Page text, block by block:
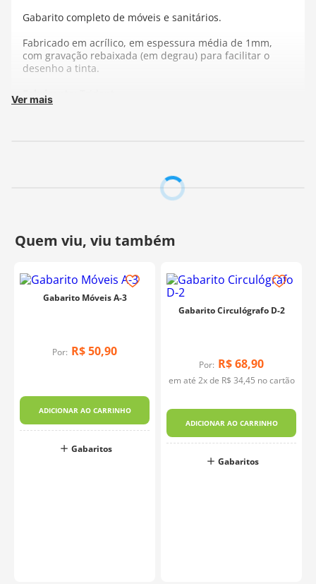
Gabarito completo de móveis e sanitários.
Fabricado em acrílico, em espessura média de 1mm,
com gravação rebaixada (em degrau) para facilitar o
desenho a tinta.
Fabricante:
Ver mais
Gabarito Móveis A-3
Por: R$50,90
ADICIONAR AO CARRINHO
Gabaritos
Gabarito Circulógrafo D-2
Por: R$68,90
em até 2x de R$ 34,45 no cartão
ADICIONAR AO CARRINHO
Gabaritos